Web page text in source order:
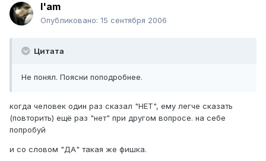
I'am
Опубликовано: 15 сентября 2006
Цитата
Не понял. Поясни поподробнее.
когда человек один раз сказал "НЕТ", ему легче сказать
(повторить) ещё раз "нет" при другом вопросе. на себе
попробуй
и со словом "ДА" такая же фишка.